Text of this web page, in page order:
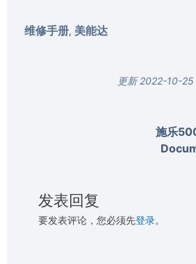
维修手册, 美能达
更新 2022-10-25
施乐
发表回复
要发表评论，您必须先登录。